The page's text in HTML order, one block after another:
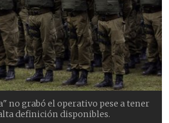
no grabó el operativo pese a tener
definición disponibles.